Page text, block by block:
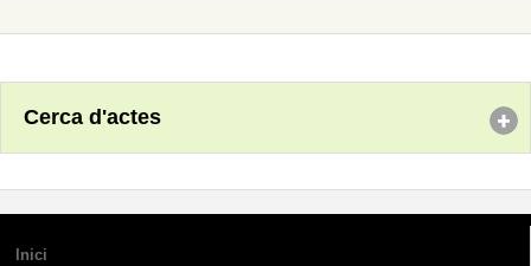
Cerca d'actes
Inici